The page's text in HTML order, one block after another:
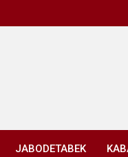
JABODETABEK